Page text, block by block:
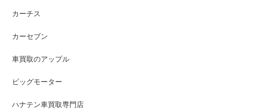
カーチス
カーセブン
車買取のアップル
ビッグモーター
ハナテン車買取専門店